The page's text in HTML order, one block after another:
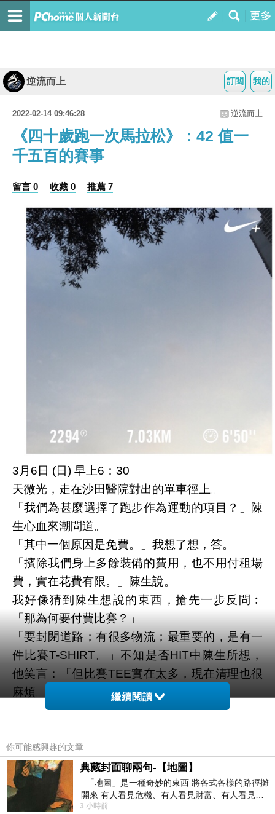
我的
訂閱
逆流而上
2022-02-14 09:46:28 逆流而上
《四十歲跑一次馬拉松》：42 值一
千五百的賽事
留言 0 收藏 0 推薦 7
3月6日 (日) 早上6：30
天微光，走在沙田醫院對出的單車徑上。
「我們為甚麼選擇了跑步作為運動的項目？」陳
生心血來潮問道。
「其中一個原因是免費。」我想了想，答。
「擯除我們身上多餘裝備的費用，也不用付租場
費，實在花費有限。」陳生說。
我好像猜到陳生想說的東西，搶先一步反問︰
「那為何要付費比賽？」
「要封閉道路；有很多物流；最重要的，是有一
件比賽T-SHIRT。」不知是否HIT中陳生所想，
他笑言：「但比賽TEE實在太多，現在清理也很
麻煩。」
「當然啦！你一年跑十八、九場比賽，在跑季幾
「跑少了很多啦，現在只有十四、五場而已，而
且反正都是跑啦，我們現在都在跑，有甚麼分
別？」
「那就是跑不同的地方囉。」我開始發起牢騷
繼續閱讀
你可能感興趣的文章
典藏封面聊兩句-【地圖】
「地圖」是一種奇妙的東西 將各式各樣的路徑攤
開來 有人看見危機、有人看見財富、有人看見…
從中可以發掘出不同的
3 小時前